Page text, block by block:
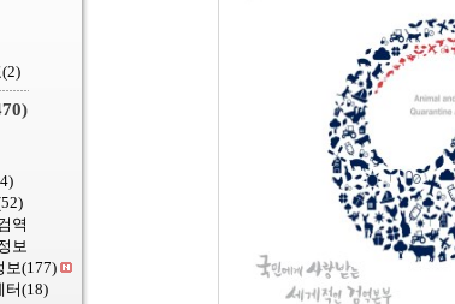
(2)
역
보
보(177)
터(18)